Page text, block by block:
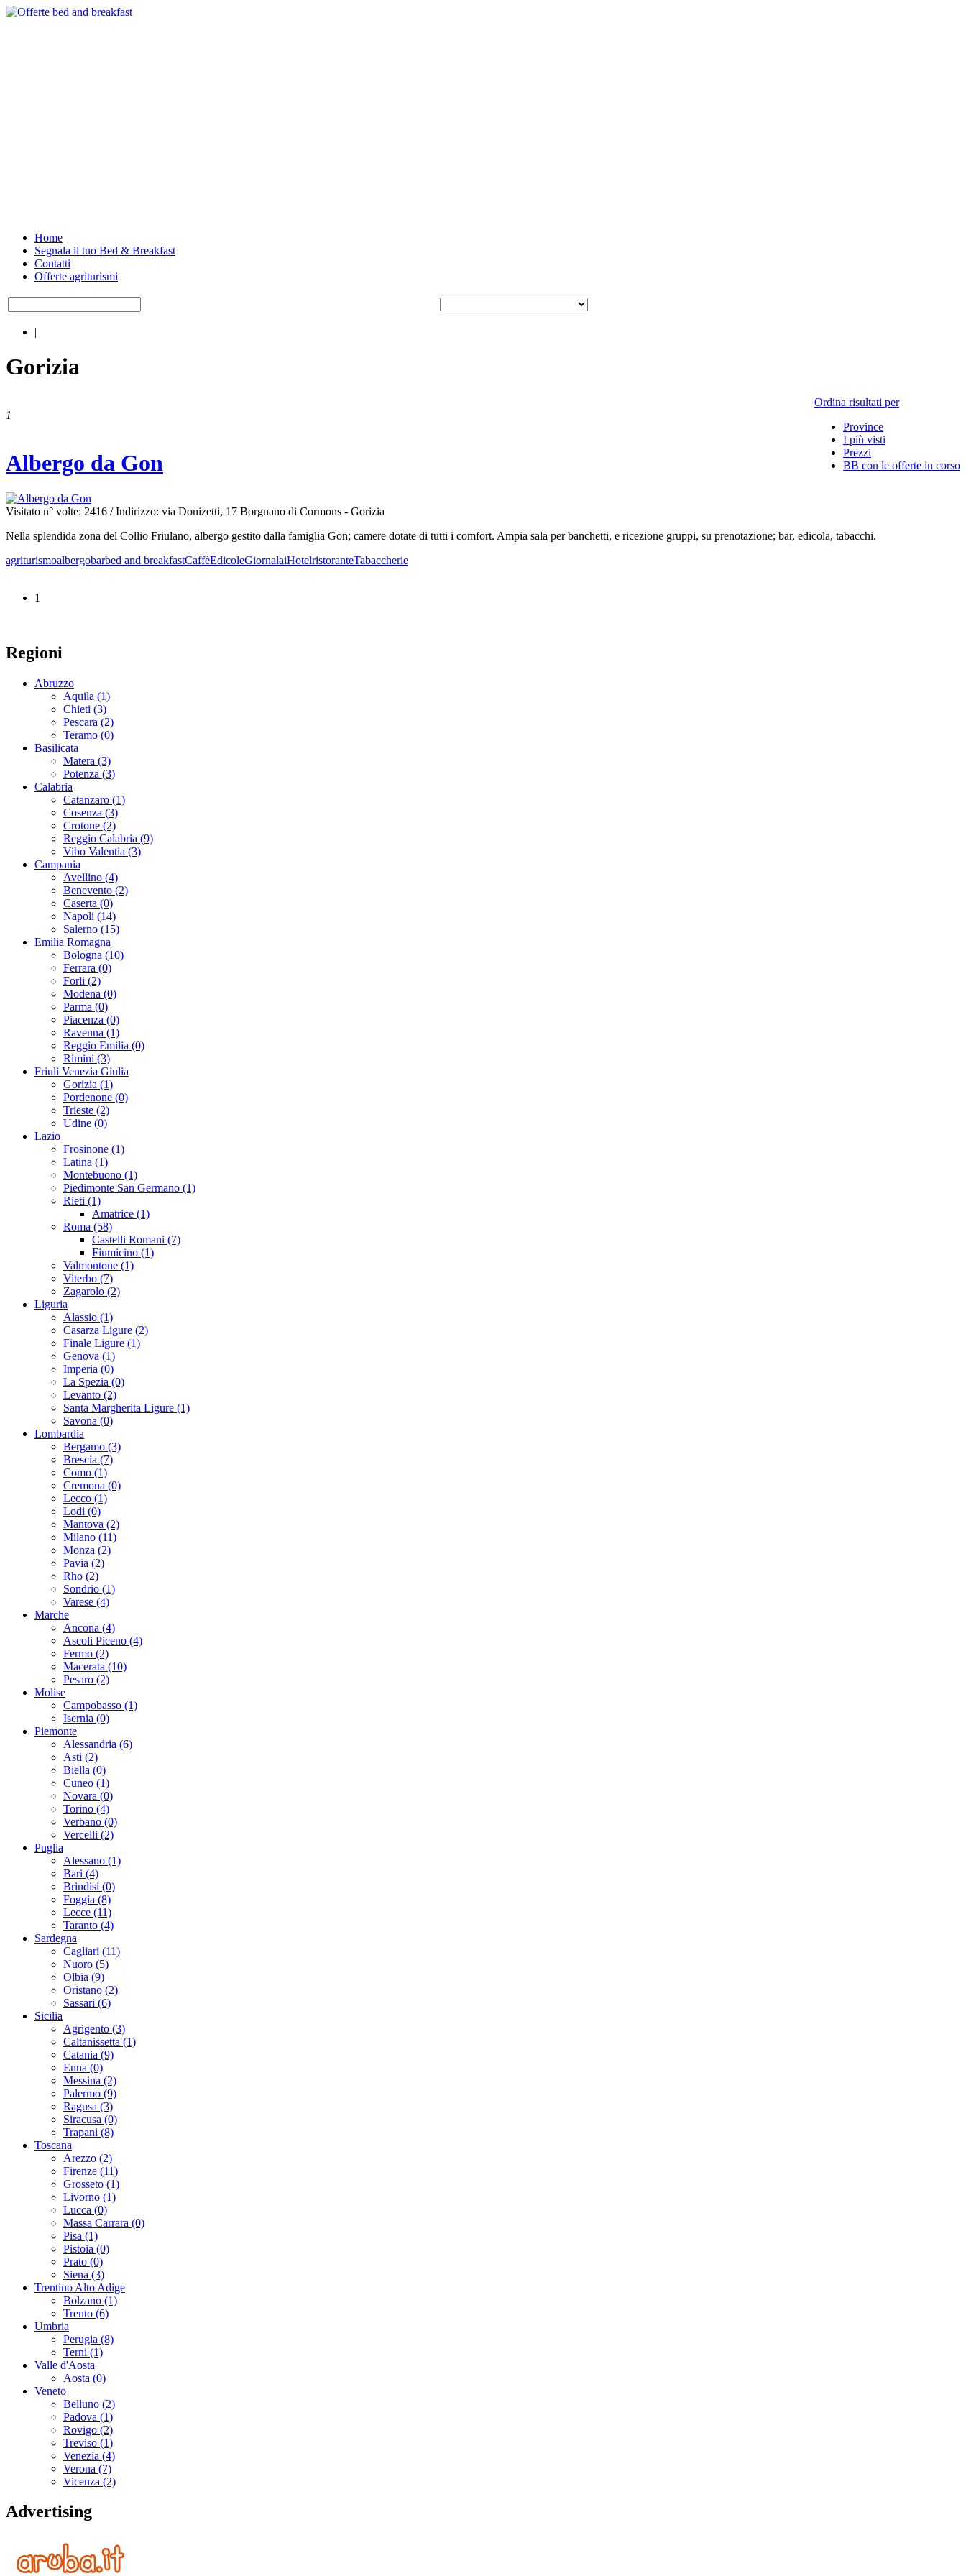
Home
Segnala il tuo Bed & Breakfast
Contatti
Offerte agriturismi
|
Gorizia
Ordina risultati per
Province
I più visti
Prezzi
BB con le offerte in corso
1
Albergo da Gon
Visitato n° volte: 2416 / Indirizzo: via Donizetti, 17 Borgnano di Cormons - Gorizia
Nella splendida zona del Collio Friulano, albergo gestito dalla famiglia Gon; camere dotate di tutti i comfort. Ampia sala per banchetti, e ricezione gruppi, su prenotazione; bar, edicola, tabacchi.
agriturismoalbergobarbed and breakfastCaffèEdicoleGiornalaiHotelristoranteTabaccherie
1
Regioni
Abruzzo
Aquila (1)
Chieti (3)
Pescara (2)
Teramo (0)
Basilicata
Matera (3)
Potenza (3)
Calabria
Catanzaro (1)
Cosenza (3)
Crotone (2)
Reggio Calabria (9)
Vibo Valentia (3)
Campania
Avellino (4)
Benevento (2)
Caserta (0)
Napoli (14)
Salerno (15)
Emilia Romagna
Bologna (10)
Ferrara (0)
Forli (2)
Modena (0)
Parma (0)
Piacenza (0)
Ravenna (1)
Reggio Emilia (0)
Rimini (3)
Friuli Venezia Giulia
Gorizia (1)
Pordenone (0)
Trieste (2)
Udine (0)
Lazio
Frosinone (1)
Latina (1)
Montebuono (1)
Piedimonte San Germano (1)
Rieti (1)
Amatrice (1)
Roma (58)
Castelli Romani (7)
Fiumicino (1)
Valmontone (1)
Viterbo (7)
Zagarolo (2)
Liguria
Alassio (1)
Casarza Ligure (2)
Finale Ligure (1)
Genova (1)
Imperia (0)
La Spezia (0)
Levanto (2)
Santa Margherita Ligure (1)
Savona (0)
Lombardia
Bergamo (3)
Brescia (7)
Como (1)
Cremona (0)
Lecco (1)
Lodi (0)
Mantova (2)
Milano (11)
Monza (2)
Pavia (2)
Rho (2)
Sondrio (1)
Varese (4)
Marche
Ancona (4)
Ascoli Piceno (4)
Fermo (2)
Macerata (10)
Pesaro (2)
Molise
Campobasso (1)
Isernia (0)
Piemonte
Alessandria (6)
Asti (2)
Biella (0)
Cuneo (1)
Novara (0)
Torino (4)
Verbano (0)
Vercelli (2)
Puglia
Alessano (1)
Bari (4)
Brindisi (0)
Foggia (8)
Lecce (11)
Taranto (4)
Sardegna
Cagliari (11)
Nuoro (5)
Olbia (9)
Oristano (2)
Sassari (6)
Sicilia
Agrigento (3)
Caltanissetta (1)
Catania (9)
Enna (0)
Messina (2)
Palermo (9)
Ragusa (3)
Siracusa (0)
Trapani (8)
Toscana
Arezzo (2)
Firenze (11)
Grosseto (1)
Livorno (1)
Lucca (0)
Massa Carrara (0)
Pisa (1)
Pistoia (0)
Prato (0)
Siena (3)
Trentino Alto Adige
Bolzano (1)
Trento (6)
Umbria
Perugia (8)
Terni (1)
Valle d'Aosta
Aosta (0)
Veneto
Belluno (2)
Padova (1)
Rovigo (2)
Treviso (1)
Venezia (4)
Verona (7)
Vicenza (2)
Advertising